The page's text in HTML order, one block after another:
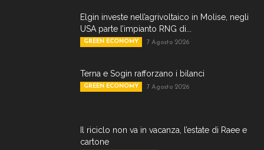
Elgin investe nell’agrivoltaico in Molise, negli
USA parte l’impianto RNG di...
GREEN ECONOMY 7 Agosto 2026
Terna e Sogin rafforzano i bilanci
GREEN ECONOMY 7 Agosto 2026
Il riciclo non va in vacanza, l’estate di Raee e
cartone